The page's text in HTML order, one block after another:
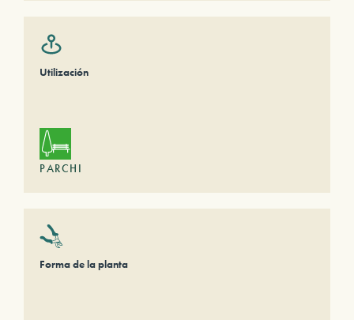
Utilización
PARCHI
Forma de la planta